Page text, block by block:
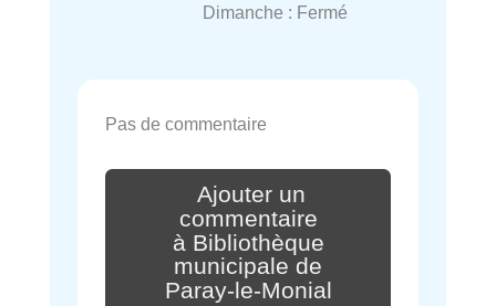
Dimanche : Fermé
Pas de commentaire
Ajouter un
commentaire
à Bibliothèque
municipale de
Paray-le-Monial